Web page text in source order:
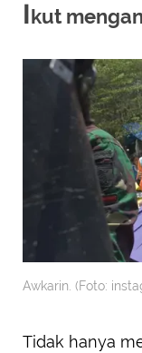
Ikut
Awkarin. (Foto:
Tidak hanya